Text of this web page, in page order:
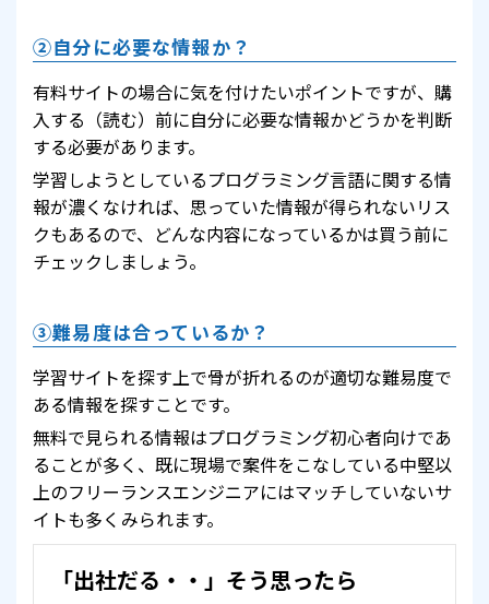
②自分に必要な情報か？
有料サイトの場合に気を付けたいポイントですが、購
入する（読む）前に自分に必要な情報かどうかを判断
する必要があります。
学習しようとしているプログラミング言語に関する情
報が濃くなければ、思っていた情報が得られないリス
クもあるので、どんな内容になっているかは買う前に
チェックしましょう。
③難易度は合っているか？
学習サイトを探す上で骨が折れるのが適切な難易度で
ある情報を探すことです。
無料で見られる情報はプログラミング初心者向けであ
ることが多く、既に現場で案件をこなしている中堅以
上のフリーランスエンジニアにはマッチしていないサ
イトも多くみられます。
「出社だる・・」そう思ったら